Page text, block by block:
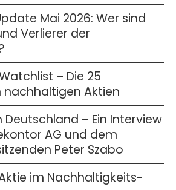
Mai 2026: Wer sind
Verlierer der
– Die 25
Aktien
Deutschland – Ein Interview
AG und dem
Peter Szabo
Aktie im Nachhaltigkeits-